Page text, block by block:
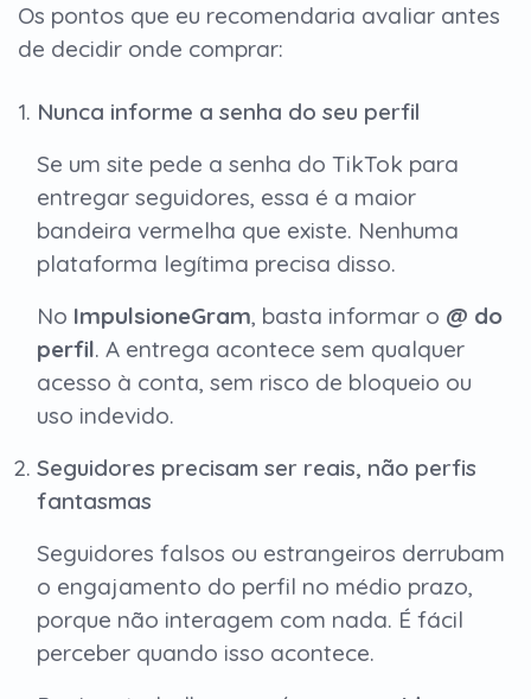
Os pontos que eu recomendaria avaliar antes
de decidir onde comprar:
Nunca informe a senha do seu perfil
Se um site pede a senha do TikTok para
entregar seguidores, essa é a maior
bandeira vermelha que existe. Nenhuma
plataforma legítima precisa disso.
No ImpulsioneGram, basta informar o @ do
perfil. A entrega acontece sem qualquer
acesso à conta, sem risco de bloqueio ou
uso indevido.
Seguidores precisam ser reais, não perfis
fantasmas
Seguidores falsos ou estrangeiros derrubam
o engajamento do perfil no médio prazo,
porque não interagem com nada. É fácil
perceber quando isso acontece.